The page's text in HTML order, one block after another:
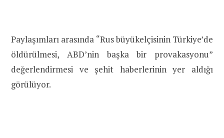
Paylaşımları arasında “Rus büyükelçisinin Türkiye’de
öldürülmesi, ABD’nin başka bir provakasyonu”
değerlendirmesi ve şehit haberlerinin yer aldığı
görülüyor.